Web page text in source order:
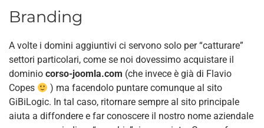
Branding
A volte i domini aggiuntivi ci servono solo per “catturare”
settori particolari, come se noi dovessimo acquistare il
dominio corso-joomla.com (che invece è già di Flavio
Copes
) ma facendolo puntare comunque al sito
GiBiLogic. In tal caso, ritornare sempre al sito principale
aiuta a diffondere e far conoscere il nostro nome aziendale